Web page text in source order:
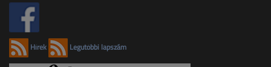
Hírek Legutóbbi lapszám